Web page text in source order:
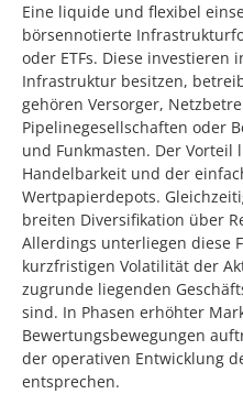
Eine liquide und flexibel
börsennotierte
oder ETFs. Diese investieren
Infrastruktur besitzen,
gehören Versorger,
Pipelinegesellschaften oder
und Funkmasten. Der Vorteil
Handelbarkeit und der
Wertpapierdepots.
breiten Diversifikation über
Allerdings unterliegen diese
kurzfristigen Volatilität der
zugrunde liegenden
sind. In Phasen erhöhter
Bewertungsbewegungen
der operativen Entwicklung
entsprechen.